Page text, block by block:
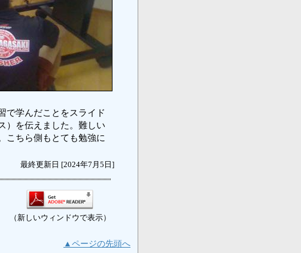
で学んだことをスライド
）を伝えました。難しい
こちら側もとても勉強に
最終更新日 [2024年7月5日]
（新しいウィンドウで表示）
▲ページの先頭へ